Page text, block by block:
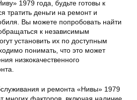
1979 года, будьте готовы к
тратить деньги на ремонт и
Вы можете попробовать найти
к независимым
установить их по доступным
понимать, что это может
низкокачественного
и ремонта «Нивы» 1979